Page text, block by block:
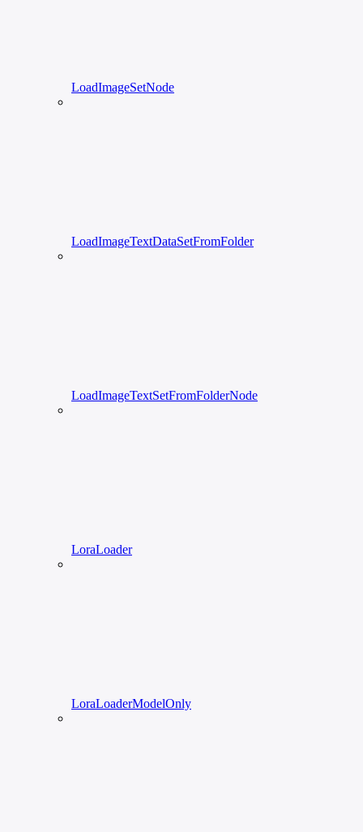
LoadImageSetNode
LoadImageTextDataSetFromFolder
LoadImageTextSetFromFolderNode
LoraLoader
LoraLoaderModelOnly